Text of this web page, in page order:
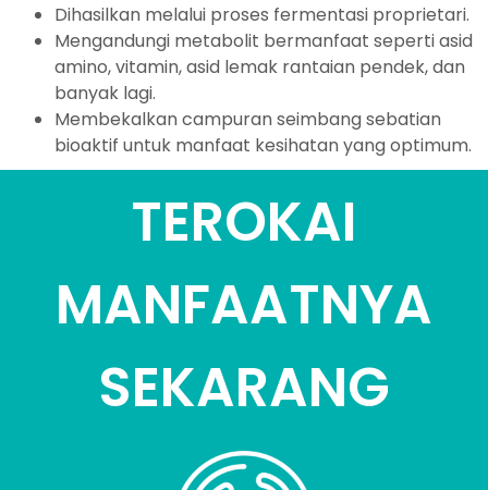
Dihasilkan melalui proses fermentasi proprietari.
Mengandungi metabolit bermanfaat seperti asid
amino, vitamin, asid lemak rantaian pendek, dan
banyak lagi.
Membekalkan campuran seimbang sebatian
bioaktif untuk manfaat kesihatan yang optimum.
TEROKAI
MANFAATNYA
SEKARANG